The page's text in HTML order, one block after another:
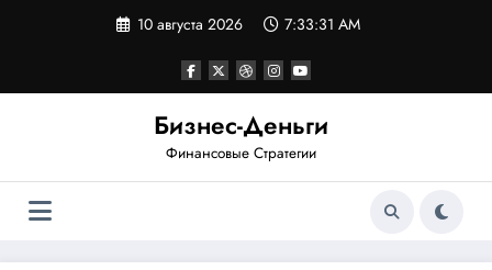
10 августа 2026 7:33:31 AM
Бизнес-Деньги
Финансовые Стратегии